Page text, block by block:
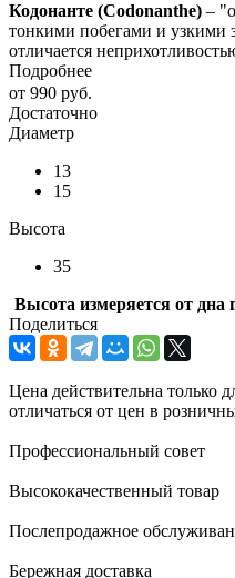
Кодонанте (Codonanthe) –
тонкими побегами и узкими
отличается
Подробнее
от 990 руб.
Достаточно
Диаметр
13
15
Высота
35
Высота измеряется от
Поделиться
Цена действительна только
отличаться от цен в
Профессиональный совет
Высококачественный товар
Послепродажное
Бережная доставка